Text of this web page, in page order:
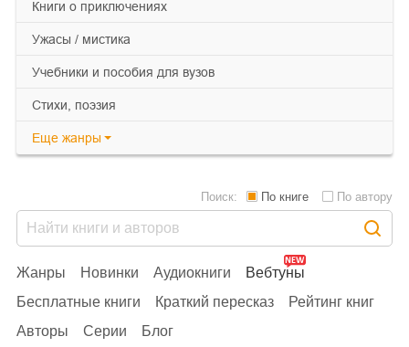
книги о приключениях
ужасы / мистика
учебники и пособия для вузов
cтихи, поэзия
Еще жанры
Жанры Новинки Аудиокниги
Вебтуны
Бесплатные книги
Краткий пересказ
Рейтинг книг
Авторы
Серии Блог
Поиск: По книге По автору